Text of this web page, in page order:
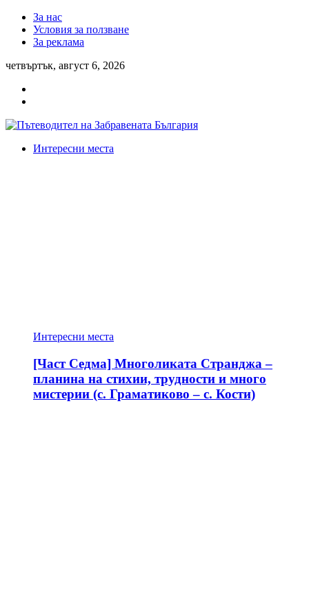
За нас
Условия за ползване
За реклама
четвъртък, август 6, 2026
Интересни места
Интересни места
[Част Седма] Многоликата Странджа –
планина на стихии, трудности и много
мистерии (с. Граматиково – с. Кости)